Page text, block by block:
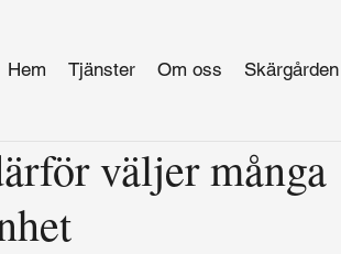
Hem Tjänster Om oss Skärgården
väljer många